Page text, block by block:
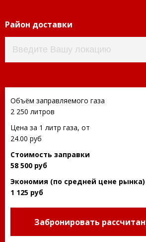
Район доставки
Объём заправляемого газа
2 250 литров
Цена за 1 литр газа, от
24.00 руб
Стоимость заправки
58 500 руб
Экономия (по средней цене рынка)
1 125 руб
Забронировать